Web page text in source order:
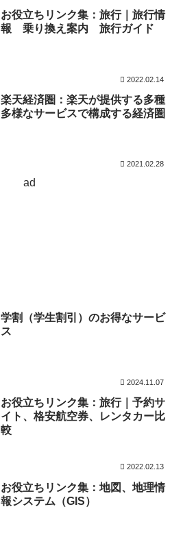
お役立ちリンク集：旅行｜旅行情
報 乗り換え案内 旅行ガイド
2022.02.14
楽天経済圏：楽天が提供する多種
多様なサービスで構成する経済圏
2021.02.28
ad
学割（学生割引）のお得なサービ
ス
2024.11.07
お役立ちリンク集：旅行｜予約サ
イト、格安航空券、レンタカー比
較
2022.02.13
お役立ちリンク集：地図、地理情
報システム（GIS）